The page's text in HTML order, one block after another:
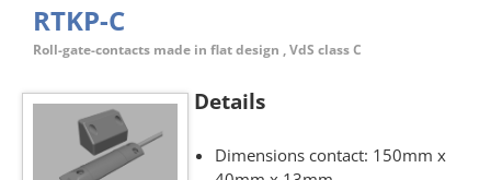
RTKP-C
Roll-gate-contacts made in flat design , VdS class C
Details
Dimensions contact: 150mm x